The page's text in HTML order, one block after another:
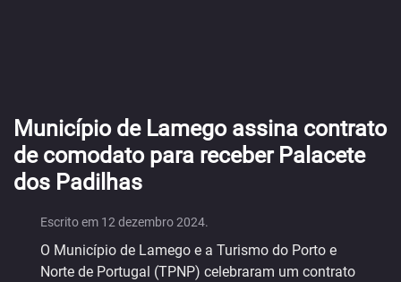
Município de Lamego assina contrato
de comodato para receber Palacete
dos Padilhas
Escrito em 12 dezembro 2024.
O Município de Lamego e a Turismo do Porto e
Norte de Portugal (TPNP) celebraram um contrato